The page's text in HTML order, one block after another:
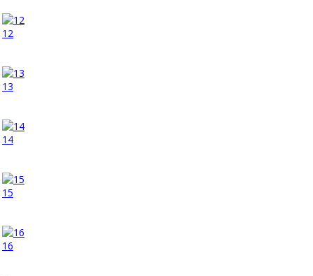
12
13
14
15
16